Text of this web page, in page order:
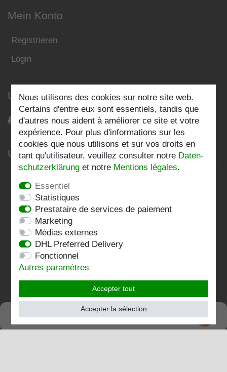
Mein Konto
Registrieren
Login
Unser Blog
Blog
Unternehmen
AGB
Impressum
Kontakt
Folgen Sie uns:
Nous utilisons des cookies sur notre site web.
Certains d'entre eux sont essentiels, tandis que
d'autres nous aident à améliorer ce site et votre
expérience. Pour plus d'informations sur les
cookies que nous utilisons et sur vos droits en
tant qu'utilisateur, veuillez consulter notre Daten­
schutz­erklärung et notre Mentions légales.
Essentiel
Statistiques
Prestataire de services de paiement
Marketing
Médias externes
DHL Preferred Delivery
Fonctionnel
Autres paramètres
Accepter tout
Accepter la sélection
SEHR GUT